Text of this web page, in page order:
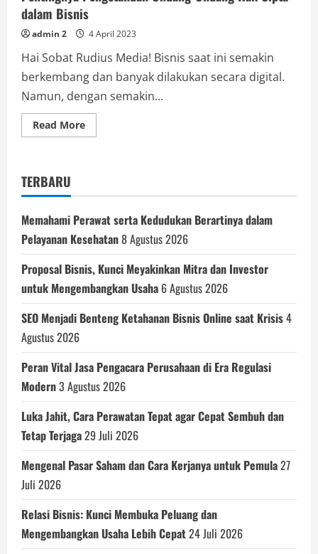
dalam Bisnis
admin 2 4 April 2023
Hai Sobat Rudius Media! Bisnis saat ini semakin
berkembang dan banyak dilakukan secara digital.
Namun, dengan semakin...
Read MoreRead
more
Hak
dalam
Bisnis
TERBARU
Memahami Perawat serta Kedudukan Berartinya dalam
Pelayanan Kesehatan8 Agustus 2026
Proposal Bisnis, Kunci Meyakinkan Mitra dan Investor
untuk Mengembangkan Usaha 6 Agustus 2026
SEO Menjadi Benteng Ketahanan Bisnis Online saat Krisis4
Agustus 2026
Peran Vital Jasa Pengacara Perusahaan di Era Regulasi
Modern3 Agustus 2026
Luka Jahit, Cara Perawatan Tepat agar Cepat Sembuh dan
Tetap Terjaga29 Juli 2026
Mengenal Pasar Saham dan Cara Kerjanya untuk Pemula27
Juli 2026
Relasi Bisnis: Kunci Membuka Peluang dan
Mengembangkan Usaha Lebih Cepat24 Juli 2026